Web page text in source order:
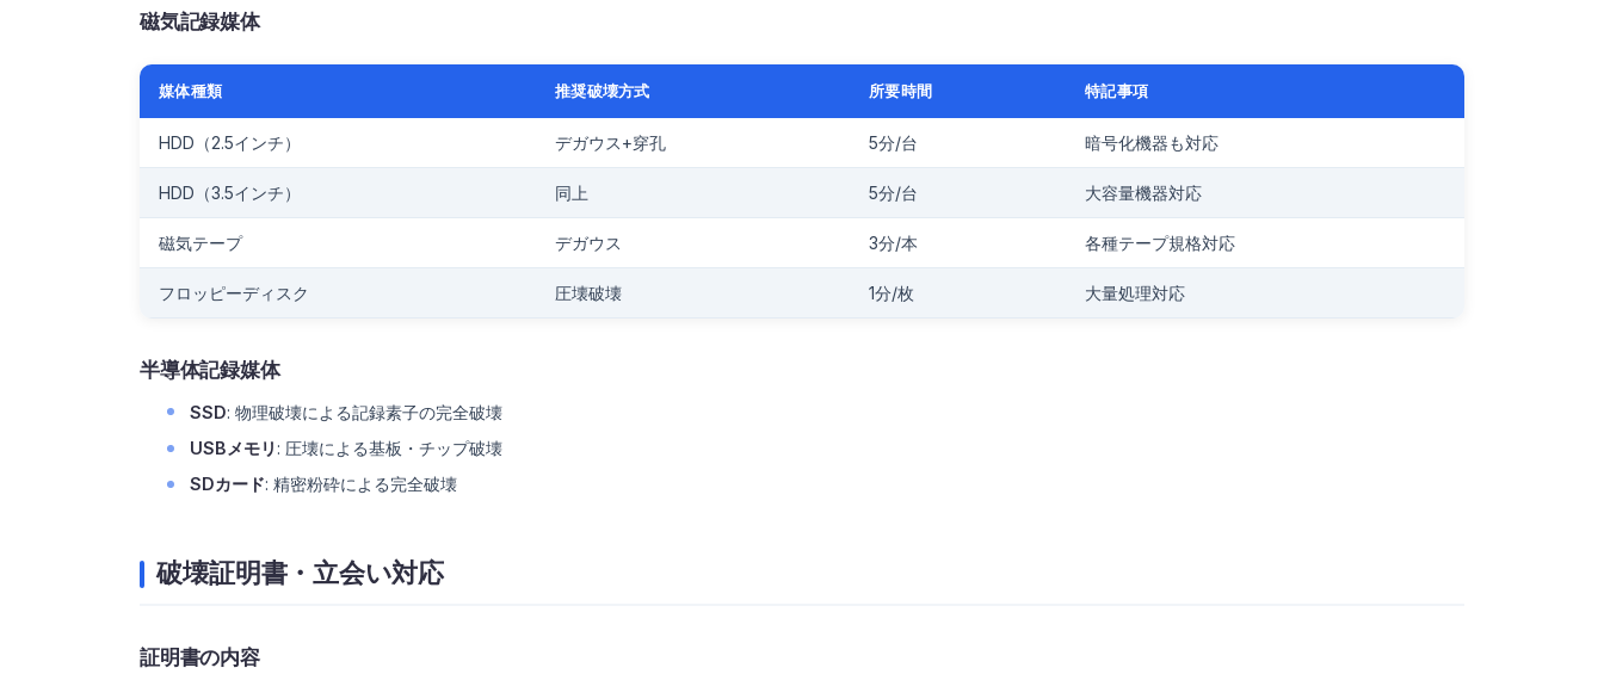
磁気記録媒体
媒体種類 推奨破壊方式 所要時間 特記事項
HDD（2.5インチ） デガウス+穿孔 5分/台 暗号化機器も対応
HDD（3.5インチ） 同上 5分/台 大容量機器対応
磁気テープ デガウス 3分/本 各種テープ規格対応
フロッピーディスク 圧壊破壊 1分/枚 大量処理対応
半導体記録媒体
SSD: 物理破壊による記録素子の完全破壊
USBメモリ : 圧壊による基板・チップ破壊
SDカード: 精密粉砕による完全破壊
破壊証明書・立会い対応
証明書の内容